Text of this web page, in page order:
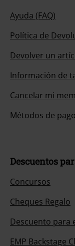
Ayuda (FAQ)
Política de
Devolver un
Información de
Cancelar mi
Métodos de pago
Descuentos
Concursos
Cheques Regalo
Descuento para
EMP Backstage